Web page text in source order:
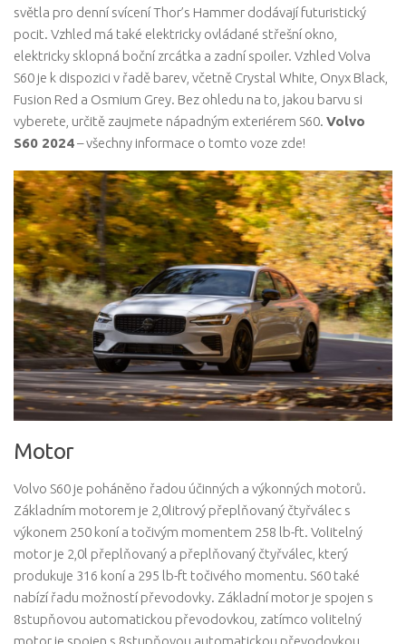
světla pro denní svícení Thor’s Hammer dodávají futuristický
pocit. Vzhled má také elektricky ovládané střešní okno,
elektricky sklopná boční zrcátka a zadní spoiler. Vzhled Volva
S60 je k dispozici v řadě barev, včetně Crystal White, Onyx Black,
Fusion Red a Osmium Grey. Bez ohledu na to, jakou barvu si
vyberete, určitě zaujmete nápadným exteriérem S60. Volvo
S60 2024– všechny informace o tomto voze zde!
Motor
Volvo S60 je poháněno řadou účinných a výkonných motorů.
Základním motorem je 2,0litrový přeplňovaný čtyřválec s
výkonem 250 koní a točivým momentem 258 lb-ft. Volitelný
motor je 2,0l přeplňovaný a přeplňovaný čtyřválec, který
produkuje 316 koní a 295 lb-ft točivého momentu. S60 také
nabízí řadu možností převodovky. Základní motor je spojen s
8stupňovou automatickou převodovkou, zatímco volitelný